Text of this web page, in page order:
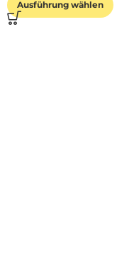
Ausführung wählen